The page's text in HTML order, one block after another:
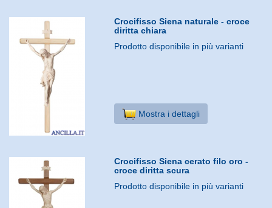
Crocifisso Siena naturale - croce
diritta chiara
Prodotto disponibile in più varianti
Mostra i dettagli
Crocifisso Siena cerato filo oro -
croce diritta scura
Prodotto disponibile in più varianti